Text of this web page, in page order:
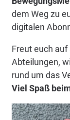
dem Weg zu
digitalen
Freut euch
Abteilungen,
rund um das
Viel Spaß